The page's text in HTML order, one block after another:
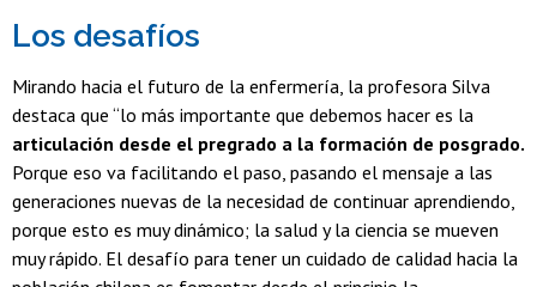
Los desafíos
Mirando hacia el futuro de la enfermería, la profesora Silva
destaca que “lo más importante que debemos hacer es la
articulación desde el pregrado a la formación de posgrado.
Porque eso va facilitando el paso, pasando el mensaje a las
generaciones nuevas de la necesidad de continuar aprendiendo,
porque esto es muy dinámico; la salud y la ciencia se mueven
muy rápido. El desafío para tener un cuidado de calidad hacia la